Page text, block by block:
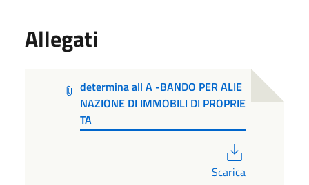
Allegati
determina all A -BANDO PER ALIE
NAZIONE DI IMMOBILI DI PROPRIE
TA
Scarica